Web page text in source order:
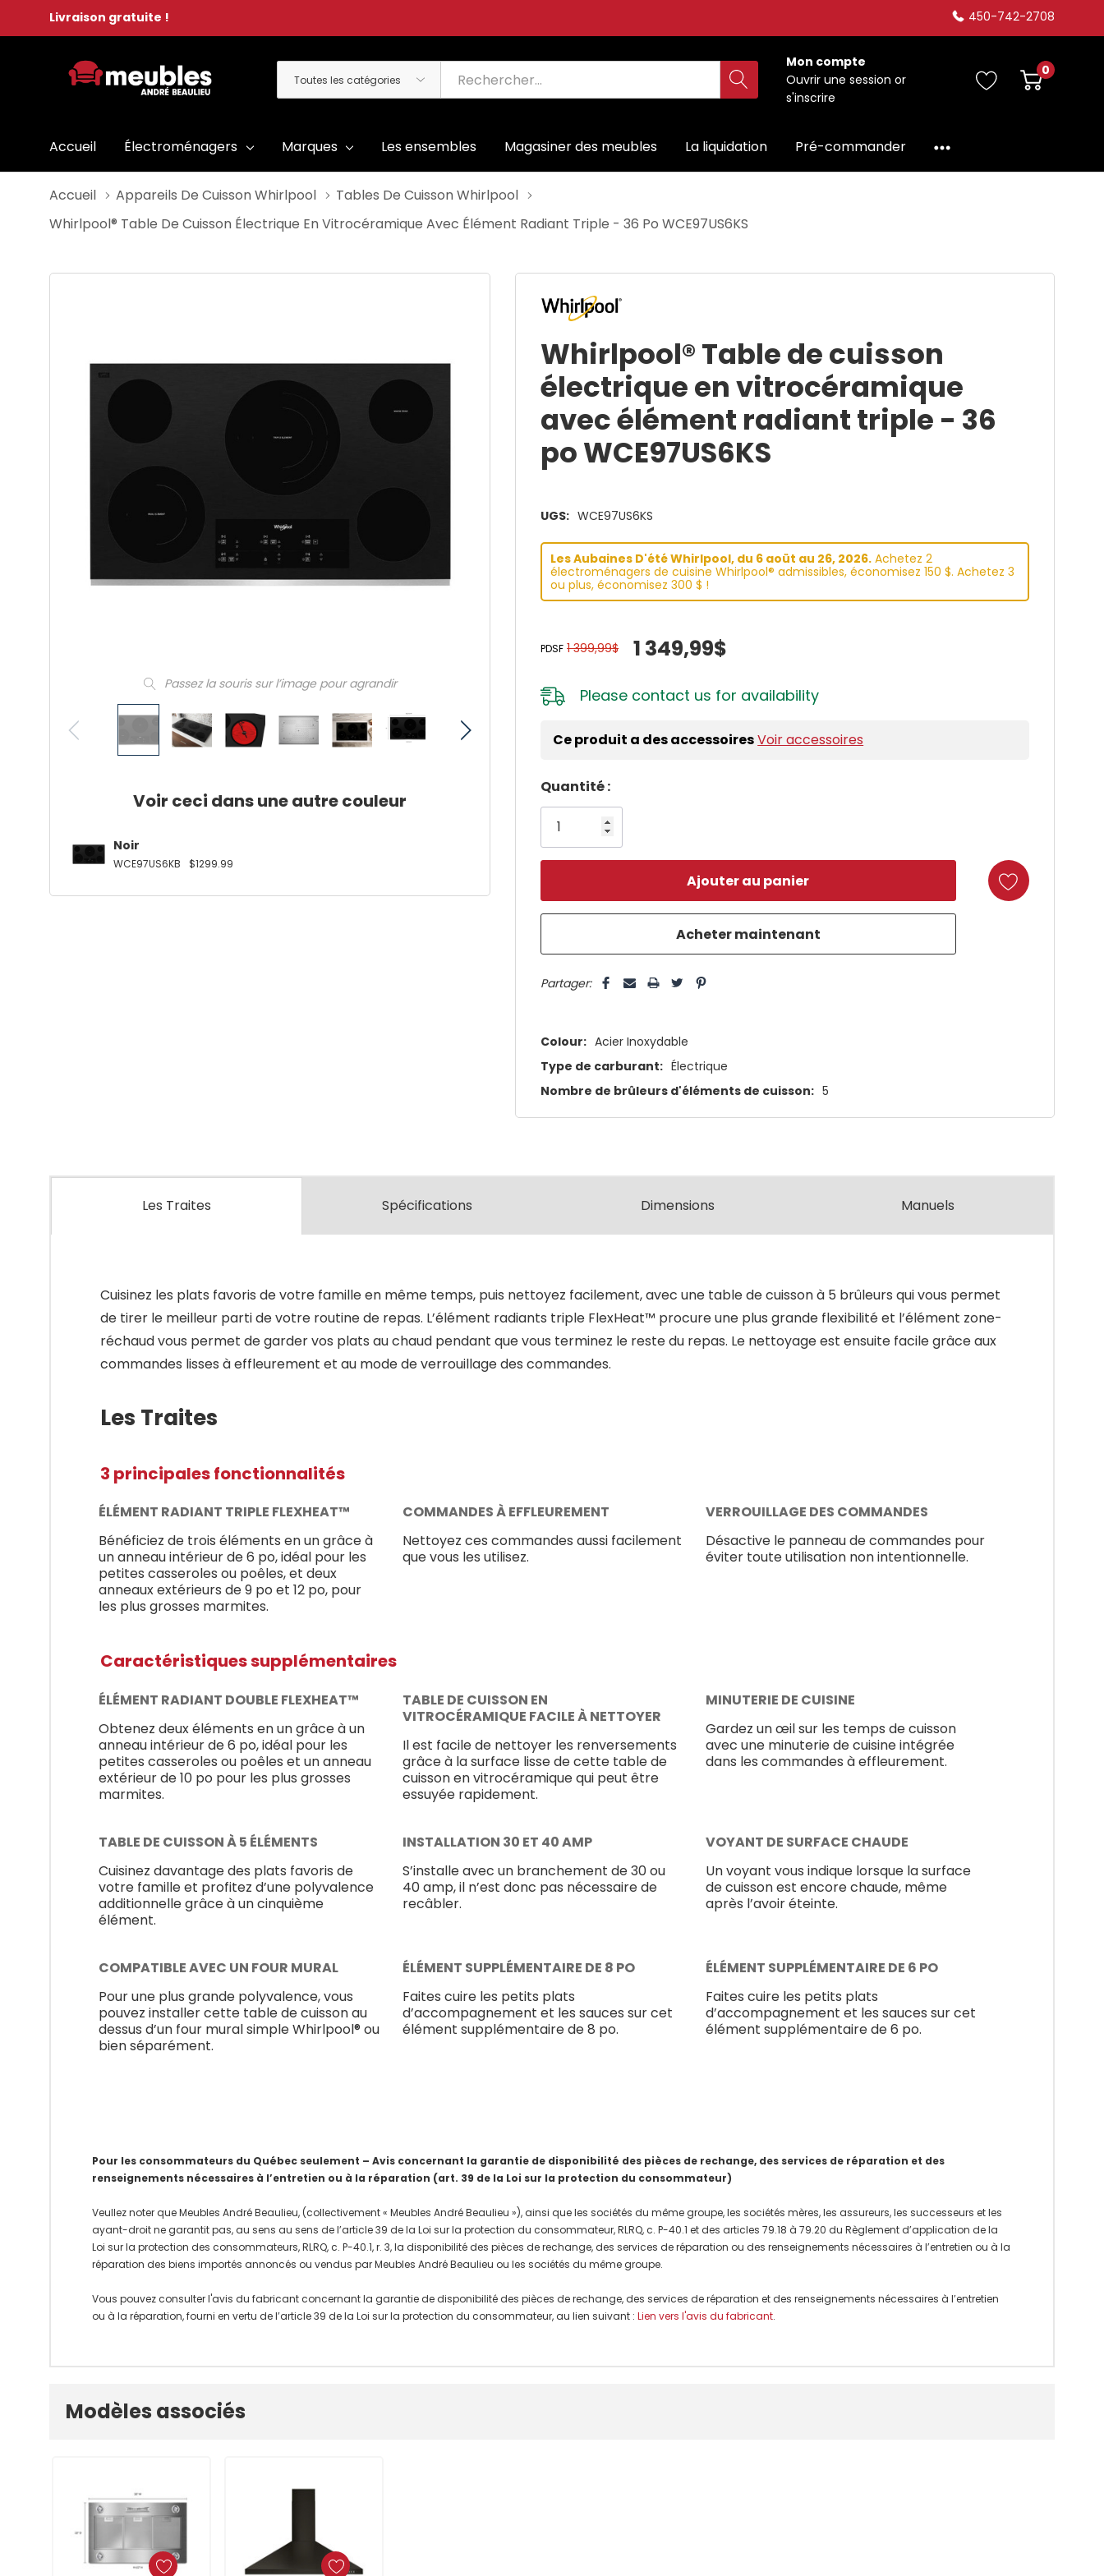
Livraison gratuite ! 450-742-2708
Toutes
les
Rechercher
Mon compte
Ouvrir une session or
s'inscrire
0
Accueil Électroménagers Marques Les ensembles Magasiner des meubles La liquidation Pré-commander
Accueil Appareils De Cuisson Whirlpool
Tables De Cuisson Whirlpool
Whirlpool® Table De Cuisson Électrique En Vitrocéramique Avec Élément Radiant Triple - 36 Po WCE97US6KS
Passez la souris sur l’image pour agrandir
Voir ceci dans une autre couleur
Noir
WCE97US6KB $1299.99
Whirlpool® Table de cuisson
électrique en vitrocéramique
avec élément radiant triple - 36
po WCE97US6KS
UGS: WCE97US6KS
Les Aubaines D'été Whirlpool, du 6 aoüt au 26, 2026. Achetez 2
électroménagers de cuisine Whirlpool® admissibles, économisez 150 $. Achetez 3
ou plus, économisez 300 $ !
PDSF 1 399,99$ 1 349,99$
Please contact us for availability
Ce produit a des accessoiresVoir accessoires
Dépêchez-
vous!
plus
Quantité :
Partager:
Colour: Acier Inoxydable
Type de carburant: Électrique
Nombre de brûleurs d'éléments de cuisson: 5
Les Traites Spécifications Dimensions Manuels
Cuisinez les plats favoris de votre famille en même temps, puis nettoyez facilement, avec une table de cuisson à 5 brûleurs qui vous permet
de tirer le meilleur parti de votre routine de repas. L’élément radiants triple FlexHeat™ procure une plus grande flexibilité et l’élément zone-
réchaud vous permet de garder vos plats au chaud pendant que vous terminez le reste du repas. Le nettoyage est ensuite facile grâce aux
commandes lisses à effleurement et au mode de verrouillage des commandes.
Les Traites
3 principales fonctionnalités
ÉLÉMENT RADIANT TRIPLE FLEXHEAT™
Bénéficiez de trois éléments en un grâce à
un anneau intérieur de 6 po, idéal pour les
petites casseroles ou poêles, et deux
anneaux extérieurs de 9 po et 12 po, pour
les plus grosses marmites.
COMMANDES À EFFLEUREMENT
Nettoyez ces commandes aussi facilement
que vous les utilisez.
VERROUILLAGE DES COMMANDES
Désactive le panneau de commandes pour
éviter toute utilisation non intentionnelle.
Caractéristiques supplémentaires
ÉLÉMENT RADIANT DOUBLE FLEXHEAT™
Obtenez deux éléments en un grâce à un
anneau intérieur de 6 po, idéal pour les
petites casseroles ou poêles et un anneau
extérieur de 10 po pour les plus grosses
marmites.
TABLE DE CUISSON EN
VITROCÉRAMIQUE FACILE À NETTOYER
Il est facile de nettoyer les renversements
grâce à la surface lisse de cette table de
cuisson en vitrocéramique qui peut être
essuyée rapidement.
MINUTERIE DE CUISINE
Gardez un œil sur les temps de cuisson
avec une minuterie de cuisine intégrée
dans les commandes à effleurement.
TABLE DE CUISSON À 5 ÉLÉMENTS
Cuisinez davantage des plats favoris de
votre famille et profitez d’une polyvalence
additionnelle grâce à un cinquième
élément.
INSTALLATION 30 ET 40 AMP
S’installe avec un branchement de 30 ou
40 amp, il n’est donc pas nécessaire de
recâbler.
VOYANT DE SURFACE CHAUDE
Un voyant vous indique lorsque la surface
de cuisson est encore chaude, même
après l’avoir éteinte.
COMPATIBLE AVEC UN FOUR MURAL
Pour une plus grande polyvalence, vous
pouvez installer cette table de cuisson au
dessus d’un four mural simple Whirlpool® ou
bien séparément.
ÉLÉMENT SUPPLÉMENTAIRE DE 8 PO
Faites cuire les petits plats
d’accompagnement et les sauces sur cet
élément supplémentaire de 8 po.
ÉLÉMENT SUPPLÉMENTAIRE DE 6 PO
Faites cuire les petits plats
d’accompagnement et les sauces sur cet
élément supplémentaire de 6 po.
Pour les consommateurs du Québec seulement – Avis concernant la garantie de disponibilité des pièces de rechange, des services de réparation et des
renseignements nécessaires à l’entretien ou à la réparation (art. 39 de la Loi sur la protection du consommateur)
Veullez noter que Meubles André Beaulieu, (collectivement « Meubles André Beaulieu »), ainsi que les sociétés du même groupe, les sociétés mères, les assureurs, les successeurs et les
ayant-droit ne garantit pas, au sens au sens de l’article 39 de la Loi sur la protection du consommateur, RLRQ, c. P-40.1 et des articles 79.18 à 79.20 du Règlement d’application de la
Loi sur la protection des consommateurs, RLRQ, c. P-40.1, r. 3, la disponibilité des pièces de rechange, des services de réparation ou des renseignements nécessaires à l’entretien ou à la
réparation des biens importés annoncés ou vendus par Meubles André Beaulieu ou les sociétés du même groupe.
Vous pouvez consulter l'avis du fabricant concernant la garantie de disponibilité des pièces de rechange, des services de réparation et des renseignements nécessaires à l’entretien
ou à la réparation, fourni en vertu de l’article 39 de la Loi sur la protection du consommateur, au lien suivant : Lien vers l'avis du fabricant.
personnalisé
Modèles associés